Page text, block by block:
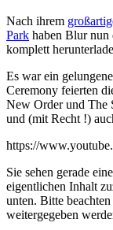
Nach ihrem
Park haben Blur
komplett
Es war ein
Ceremony feierten
New Order und The
und (mit Recht !)
https://
Sie sehen gerade
eigentlichen Inhalt
unten. Bitte
weitergegeben